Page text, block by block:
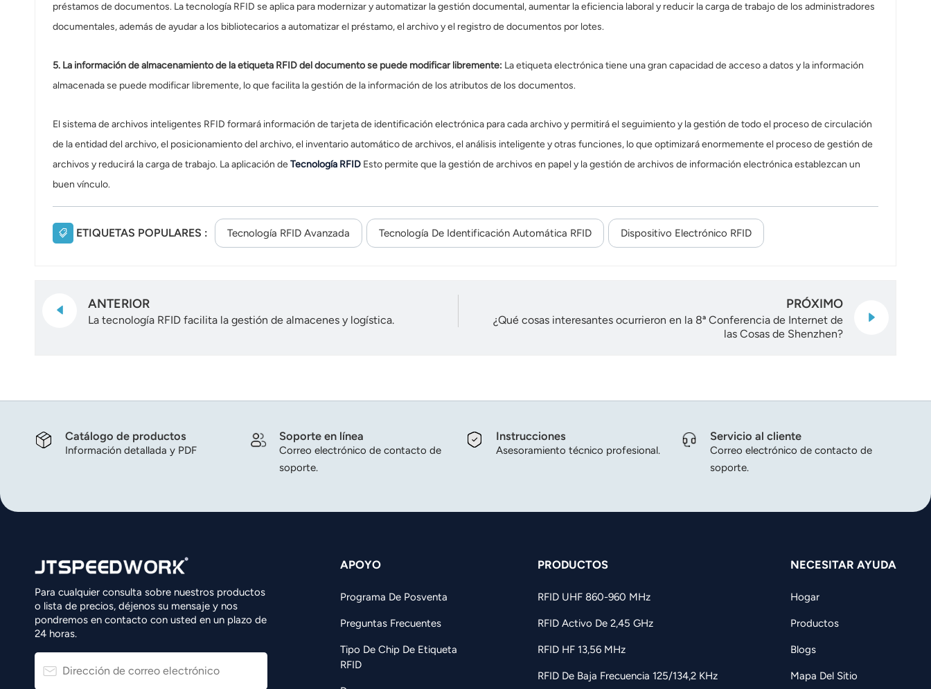
préstamos de documentos. La tecnología RFID se aplica para modernizar y automatizar la gestión documental, aumentar la eficiencia laboral y reducir la carga de trabajo de los administradores
documentales, además de ayudar a los bibliotecarios a automatizar el préstamo, el archivo y el registro de documentos por lotes.
5. La información de almacenamiento de la etiqueta RFID del documento se puede modificar libremente: La etiqueta electrónica tiene una gran capacidad de acceso a datos y la información
almacenada se puede modificar libremente, lo que facilita la gestión de la información de los atributos de los documentos.
El sistema de archivos inteligentes RFID formará información de tarjeta de identificación electrónica para cada archivo y permitirá el seguimiento y la gestión de todo el proceso de circulación
de la entidad del archivo, el posicionamiento del archivo, el inventario automático de archivos, el análisis inteligente y otras funciones, lo que optimizará enormemente el proceso de gestión de
archivos y reducirá la carga de trabajo. La aplicación deTecnología RFIDEsto permite que la gestión de archivos en papel y la gestión de archivos de información electrónica establezcan un
buen vínculo.
ETIQUETAS POPULARES : Tecnología RFID Avanzada Tecnología De Identificación Automática RFID Dispositivo Electrónico RFID
ANTERIOR
La tecnología RFID facilita la gestión de almacenes y logística.
PRÓXIMO
¿Qué cosas interesantes ocurrieron en la 8ª Conferencia de Internet de
las Cosas de Shenzhen?
Catálogo de productos
Información detallada y PDF
Soporte en línea
Correo electrónico de contacto de
soporte.
Instrucciones
Asesoramiento técnico profesional.
Servicio al cliente
Correo electrónico de contacto de
soporte.
Para cualquier consulta sobre nuestros productos
o lista de precios, déjenos su mensaje y nos
pondremos en contacto con usted en un plazo de
24 horas.
APOYO
Programa De Posventa
Preguntas Frecuentes
Tipo De Chip De Etiqueta
RFID
PRODUCTOS
RFID UHF 860-960 MHz
RFID Activo De 2,45 GHz
RFID HF 13,56 MHz
RFID De Baja Frecuencia 125/134,2 KHz
NECESITAR AYUDA
Hogar
Productos
Blogs
Mapa Del Sitio